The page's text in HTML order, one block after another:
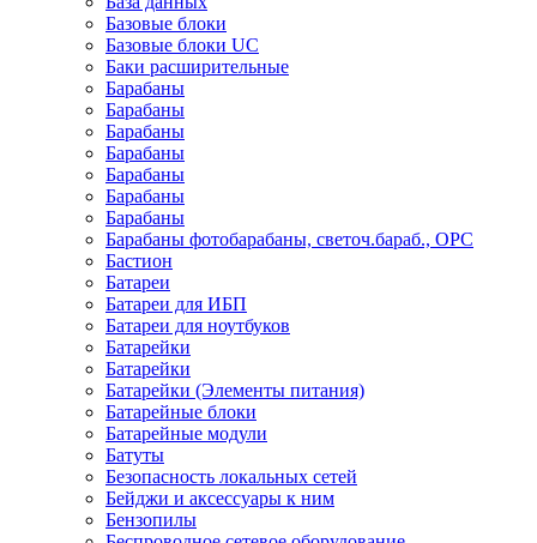
Базовые блоки
Базовые блоки UC
Баки расширительные
Барабаны
Барабаны
Барабаны
Барабаны
Барабаны
Барабаны
Барабаны
Барабаны фотобарабаны, светоч.бараб., OPC
Бастион
Батареи
Батареи для ИБП
Батареи для ноутбуков
Батарейки
Батарейки
Батарейки (Элементы питания)
Батарейные блоки
Батарейные модули
Батуты
Безопасность локальных сетей
Бейджи и аксесcуары к ним
Бензопилы